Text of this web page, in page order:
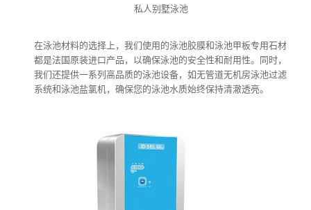
私人别墅泳池
在泳池材料的选择上，我们使用的泳池胶膜和泳池甲板专用石材
都是法国原装进口产品，以确保泳池的安全性和耐用性。同时，
我们还提供一系列高品质的泳池设备，如无管道无机房泳池过滤
系统和泳池盐氯机，确保您的泳池水质始终保持清澈透亮。